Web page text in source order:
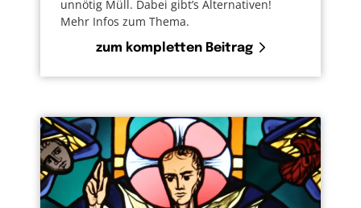
unnötig Müll. Dabei gibt’s Alternativen!
Mehr Infos zum Thema.
zum kompletten Beitrag